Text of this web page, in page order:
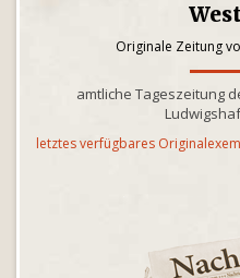
Originale Zeitung
amtliche Tageszeitung
letztes verfügbares